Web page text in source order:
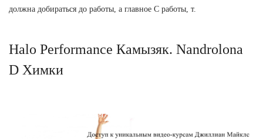
должна добираться до работы, а главное С работы, т.
Halo Performance Камызяк. Nandrolona
D Химки